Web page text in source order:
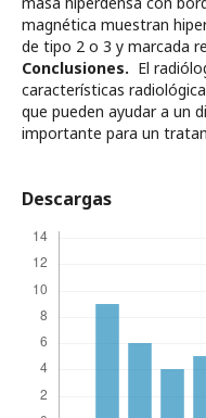
magnética muestran
de tipo 2 o 3 y marcada
Conclusiones. El
características
que pueden ayudar a un
importante para un
Descargas